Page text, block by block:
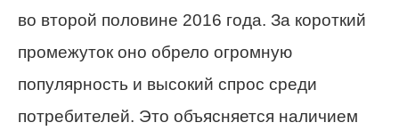
во второй половине 2016 года. За короткий
промежуток оно обрело огромную
популярность и высокий спрос среди
потребителей. Это объясняется наличием